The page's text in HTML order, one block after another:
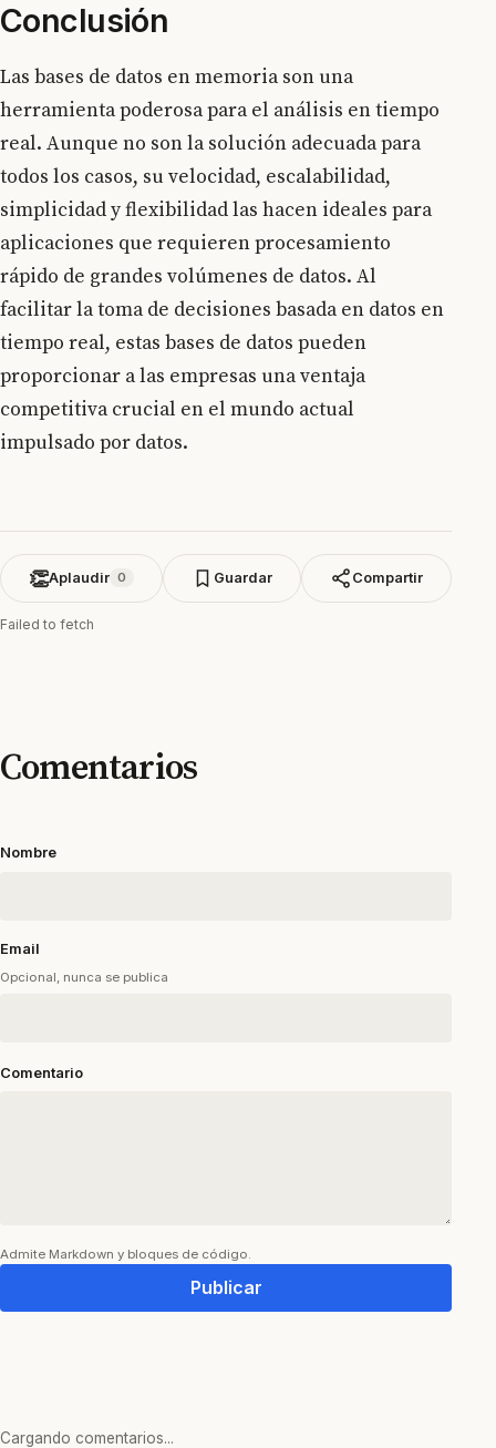
Conclusión
Las bases de datos en memoria son una
herramienta poderosa para el análisis en tiempo
real. Aunque no son la solución adecuada para
todos los casos, su velocidad, escalabilidad,
simplicidad y flexibilidad las hacen ideales para
aplicaciones que requieren procesamiento
rápido de grandes volúmenes de datos. Al
facilitar la toma de decisiones basada en datos en
tiempo real, estas bases de datos pueden
proporcionar a las empresas una ventaja
competitiva crucial en el mundo actual
impulsado por datos.
👏Aplaudir 0 Guardar Compartir
Failed to fetch
Comentarios
Nombre
Email
Opcional, nunca se publica
Comentario
Admite Markdown y bloques de código.
Publicar
Cargando comentarios...